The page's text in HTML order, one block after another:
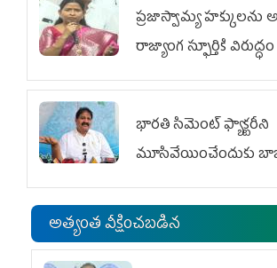
ప్రజాస్వామ్య
రాజ్యాంగ స్ఫూర్తికి విరుద్ధం
భారతి సిమెంట్ ఫ్యాక్టరీని
మూసివేయించేందుకు
అత్యంత వీక్షించబడిన